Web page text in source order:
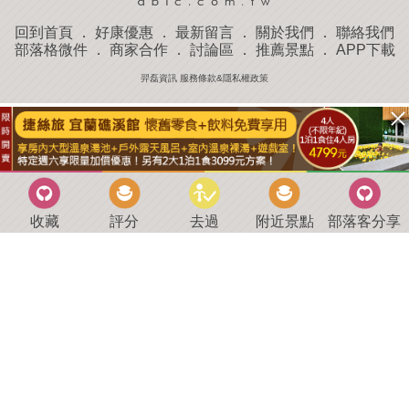
回到首頁 ． 好康優惠 ． 最新留言 ． 關於我們 ． 聯絡我們
部落格微件． 商家合作． 討論區 ． 推薦景點． APP下載
羿磊資訊 服務條款&隱私權政策
收藏 評分 去過 附近景點 部落客分享